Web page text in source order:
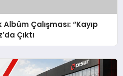
Albüm Çalışması: “Kayıp
Çıktı